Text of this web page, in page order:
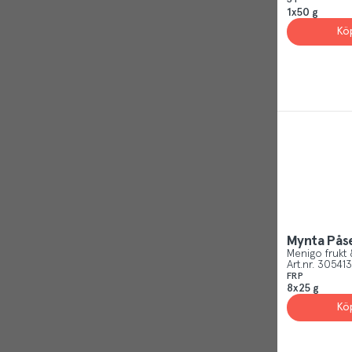
1x50 g
Mynta
Menigo frukt
Art.nr. 305413
FRP
8x25 g